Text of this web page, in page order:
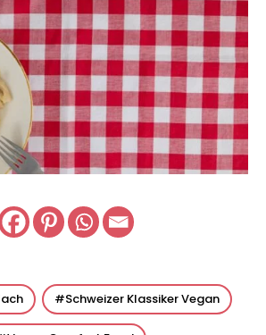
Schweizer Klassiker Vegan